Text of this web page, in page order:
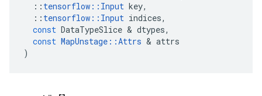
:: tensorflow :: Input key,
:: tensorflow :: Input indices,
const DataTypeSlice & dtypes,
const MapUnstage ::Attrs & attrs
)